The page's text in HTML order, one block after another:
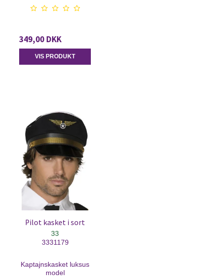
349,00 DKK
VIS PRODUKT
Pilot kasket i sort
33
3331179
Kaptajnskasket luksus
model